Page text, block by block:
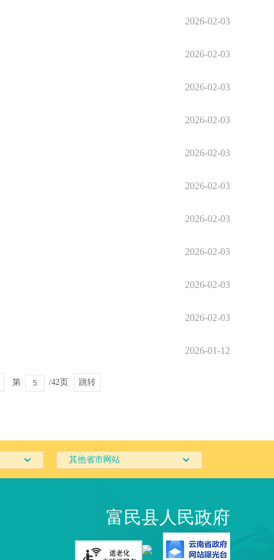
2026-02-03
2026-02-03
2026-02-03
2026-02-03
2026-02-03
2026-02-03
2026-02-03
2026-02-03
2026-02-03
2026-02-03
2026-01-12
第 /42页 跳转
其他省市网站
富民县人民政府